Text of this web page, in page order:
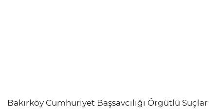
Bakırköy Cumhuriyet Başsavcılığı Örgütlü Suçlar